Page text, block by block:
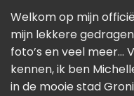
Welkom op mijn
mijn lekkere
foto’s en veel meer…
kennen, ik ben
in de mooie stad